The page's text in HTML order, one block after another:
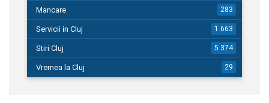
Mancare 283
Servicii in Cluj 1.663
Stiri Cluj 5.374
Vremea la Cluj 29